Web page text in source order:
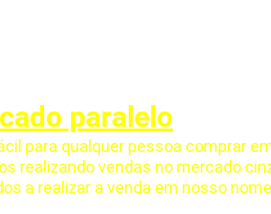
paralelo
para qualquer pessoa comprar
realizando vendas no mercado
a realizar a venda em nosso